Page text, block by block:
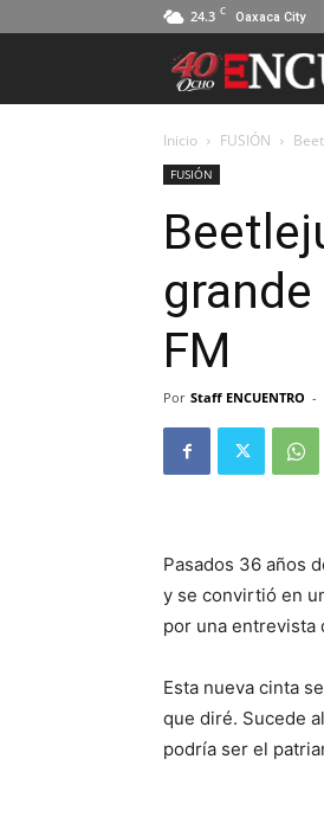
24.3 C Oaxaca City
Inicio FUSIÓN
FUSIÓN
FM
Por Staff ENCUENTRO -
Pasados 36 años
y se convirtió en
por una entrevista
Esta nueva cinta
que diré. Sucede
podría ser el